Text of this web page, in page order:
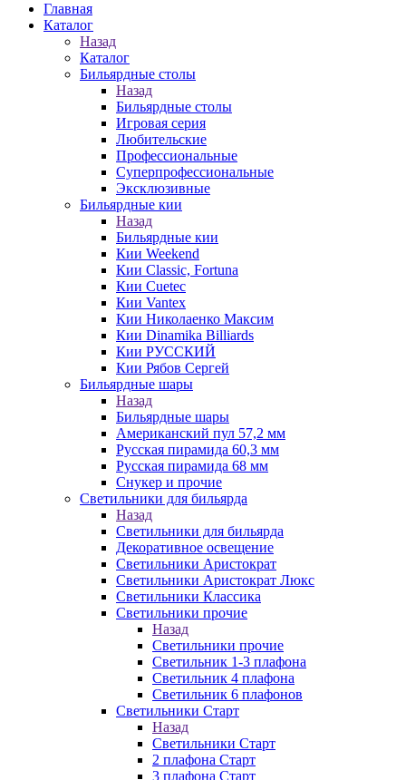
Главная
Каталог
Назад
Каталог
Бильярдные столы
Назад
Бильярдные столы
Игровая серия
Любительские
Профессиональные
Суперпрофессиональные
Эксклюзивные
Бильярдные кии
Назад
Бильярдные кии
Кии Weekend
Кии Classic, Fortuna
Кии Cuetec
Кии Vantex
Кии Николаенко Максим
Кии Dinamika Billiards
Кии РУССКИЙ
Кии Рябов Сергей
Бильярдные шары
Назад
Бильярдные шары
Американский пул 57,2 мм
Русская пирамида 60,3 мм
Русская пирамида 68 мм
Снукер и прочие
Светильники для бильярда
Назад
Светильники для бильярда
Декоративное освещение
Светильники Аристократ
Светильники Аристократ Люкс
Светильники Классика
Светильники прочие
Назад
Светильники прочие
Светильник 1-3 плафона
Светильник 4 плафона
Светильник 6 плафонов
Светильники Старт
Назад
Светильники Старт
2 плафона Старт
3 плафона Старт